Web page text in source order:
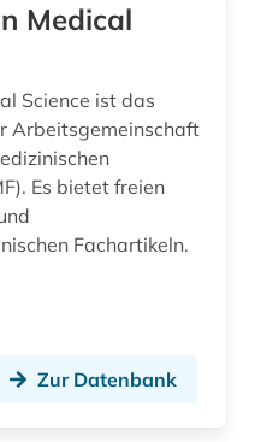
Medical
Science ist das
Arbeitsgemeinschaft
Fachartikeln.
Zur Datenbank